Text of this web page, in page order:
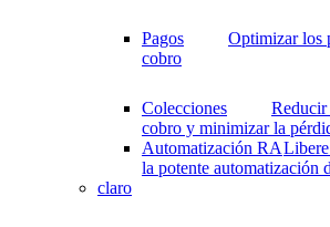
Pagos
Optimizar los
cobro
Colecciones
Reducir
cobro y minimizar la
Automatización RA
la potente automatización
claro